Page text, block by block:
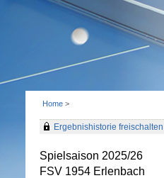
Home >
Ergebnishistorie freischalten
Spielsaison 2025/26
FSV 1954 Erlenbach